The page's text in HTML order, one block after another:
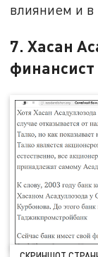
влиянием и
7. Хасан
финансист